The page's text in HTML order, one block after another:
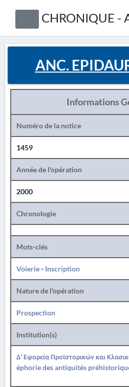
CHRONIQUE -
ANC.
Informations
Numéro de la notice
1459
Année de l'opération
2000
Chronologie
Mots-clés
Voierie- Inscription
Nature de l'opération
Prospection
Institution(s)
Δ' Εφορεία Προϊστορικών και
éphorie des antiquités